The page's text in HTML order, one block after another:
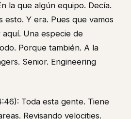
la que algún equipo. Decía.
esto. Y era. Pues que vamos
Una especie de
Porque también. A la
Senior. Engineering
Toda esta gente. Tiene
Revisando velocities.